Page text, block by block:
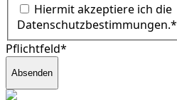
Hiermit akzeptiere ich die
Datenschutzbestimmungen.*
Pflichtfeld*
Absenden